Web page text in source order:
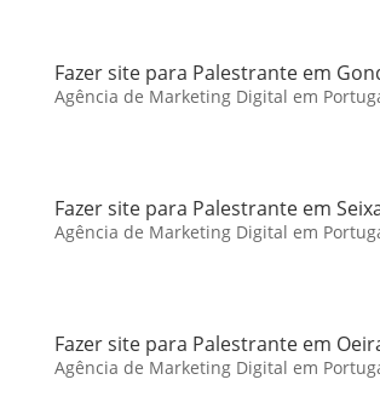
Fazer site para Palestrante em
Agência de Marketing Digital em
Fazer site para Palestrante em
Agência de Marketing Digital em
Fazer site para Palestrante em
Agência de Marketing Digital em